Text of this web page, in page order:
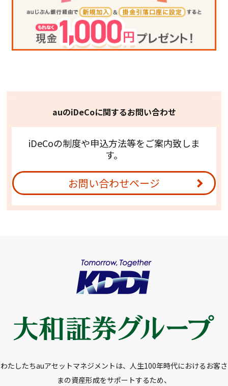
auのiDeCoに関するお問い合わせ
iDeCoの制度や申込方法等をご案内致しま
す。
お問い合わせページ
わたしたちauアセットマネジメントは、人生100年時代におけるお客さ
まの資産形成をサポートするため、